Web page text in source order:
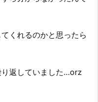
くれるのかと思ったら
り返していました…orz